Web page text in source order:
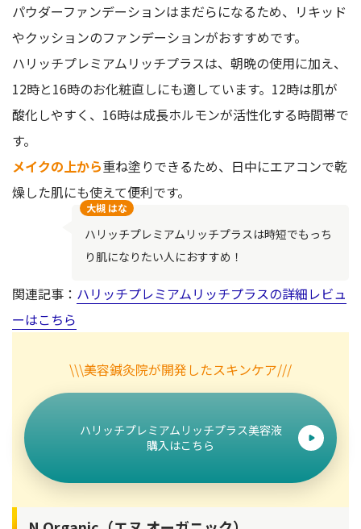
パウダーファンデーションはまだらになるため、リキッド
やクッションのファンデーションがおすすめです。
ハリッチプレミアムリッチプラスは、朝晩の使用に加え、
12時と16時のお化粧直しにも適しています。12時は肌が
酸化しやすく、16時は成長ホルモンが活性化する時間帯で
す。
メイクの上から重ね塗りできるため、日中にエアコンで乾
燥した肌にも使えて便利です。
大槻 はな
ハリッチプレミアムリッチプラスは時短でもっち
り肌になりたい人におすすめ！
関連記事： ハリッチプレミアムリッチプラスの詳細レビュ
ーはこちら
\\\美容鍼灸院が開発したスキンケア///
ハリッチプレミアムリッチプラス美容液
購入はこちら